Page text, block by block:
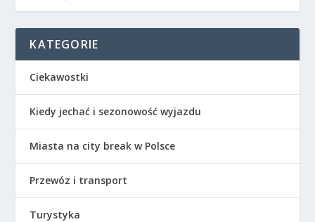
KATEGORIE
Ciekawostki
Kiedy jechać i sezonowość wyjazdu
Miasta na city break w Polsce
Przewóz i transport
Turystyka